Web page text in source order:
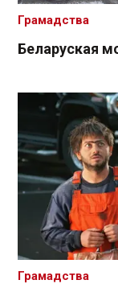
Беларуская
Грамадства
Грамадства